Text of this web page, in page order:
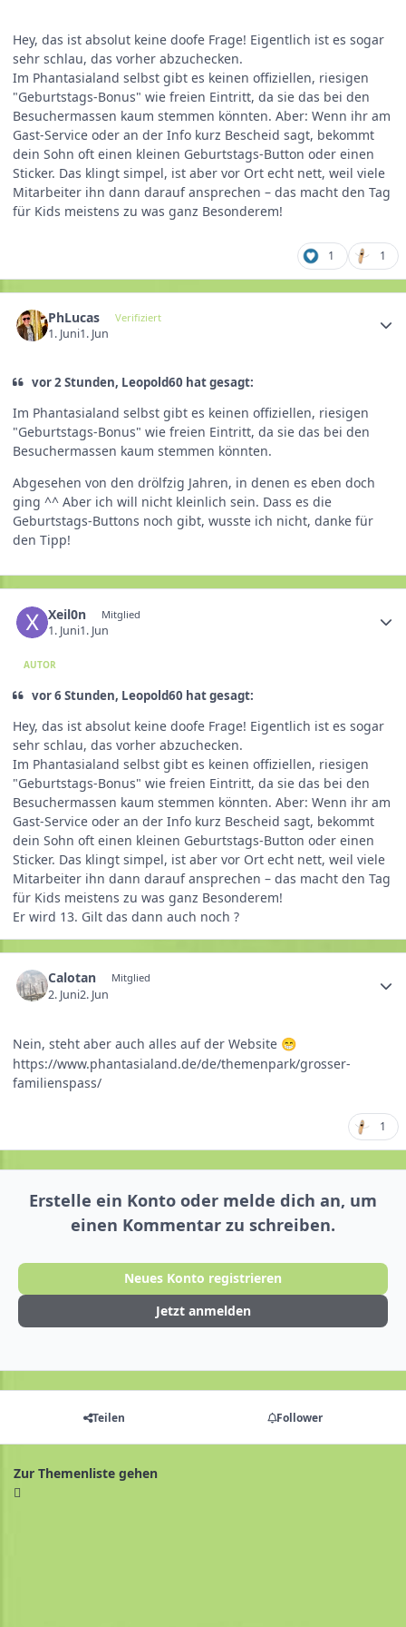
Hey, das ist absolut keine doofe Frage! Eigentlich ist es sogar
sehr schlau, das vorher abzuchecken.
Im Phantasialand selbst gibt es keinen offiziellen, riesigen
"Geburtstags-Bonus" wie freien Eintritt, da sie das bei den
Besuchermassen kaum stemmen könnten. Aber: Wenn ihr am
Gast-Service oder an der Info kurz Bescheid sagt, bekommt
dein Sohn oft einen kleinen Geburtstags-Button oder einen
Sticker. Das klingt simpel, ist aber vor Ort echt nett, weil viele
Mitarbeiter ihn dann darauf ansprechen – das macht den Tag
für Kids meistens zu was ganz Besonderem!
1 1
PhLucas Verifiziert
1. Juni1. Jun
vor 2 Stunden, Leopold60 hat gesagt:
Im Phantasialand selbst gibt es keinen offiziellen, riesigen
"Geburtstags-Bonus" wie freien Eintritt, da sie das bei den
Besuchermassen kaum stemmen könnten.
Abgesehen von den drölfzig Jahren, in denen es eben doch
ging ^^ Aber ich will nicht kleinlich sein. Dass es die
Geburtstags-Buttons noch gibt, wusste ich nicht, danke für
den Tipp!
Xeil0n Mitglied
1. Juni1. Jun
AUTOR
vor 6 Stunden, Leopold60 hat gesagt:
Hey, das ist absolut keine doofe Frage! Eigentlich ist es sogar
sehr schlau, das vorher abzuchecken.
Im Phantasialand selbst gibt es keinen offiziellen, riesigen
"Geburtstags-Bonus" wie freien Eintritt, da sie das bei den
Besuchermassen kaum stemmen könnten. Aber: Wenn ihr am
Gast-Service oder an der Info kurz Bescheid sagt, bekommt
dein Sohn oft einen kleinen Geburtstags-Button oder einen
Sticker. Das klingt simpel, ist aber vor Ort echt nett, weil viele
Mitarbeiter ihn dann darauf ansprechen – das macht den Tag
für Kids meistens zu was ganz Besonderem!
Er wird 13. Gilt das dann auch noch ?
Calotan Mitglied
2. Juni2. Jun
Nein, steht aber auch alles auf der Website 😁
https://www.phantasialand.de/de/themenpark/grosser-
familienspass/
1
Erstelle ein Konto oder melde dich an, um
einen Kommentar zu schreiben.
Neues Konto registrieren
Jetzt anmelden
Teilen Follower
Zur Themenliste gehen